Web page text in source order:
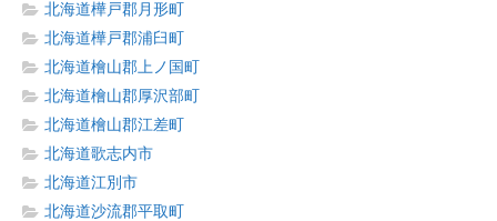
北海道樺戸郡月形町
北海道樺戸郡浦臼町
北海道檜山郡上ノ国町
北海道檜山郡厚沢部町
北海道檜山郡江差町
北海道歌志内市
北海道江別市
北海道沙流郡平取町